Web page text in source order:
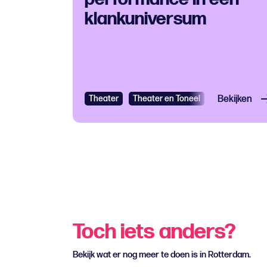
klankuniversum
Theater Theater en Toneel Bekijken
Toch iets anders?
Bekijk wat er nog meer te doen is in Rotterdam.